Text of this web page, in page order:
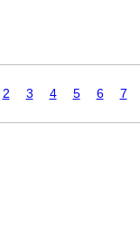
2 3 4 5 6 7